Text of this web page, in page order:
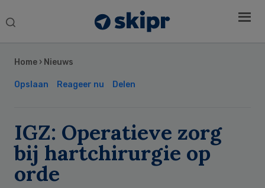
Search
Home › Nieuws
Opslaan Reageer nu Delen
IGZ: Operatieve zorg
bij hartchirurgie op
orde
Sidebar